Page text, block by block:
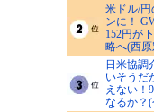
米ドル/円
ンに！
152円が
略へ(西
日米協調
いそうだ
えない！
なるか？